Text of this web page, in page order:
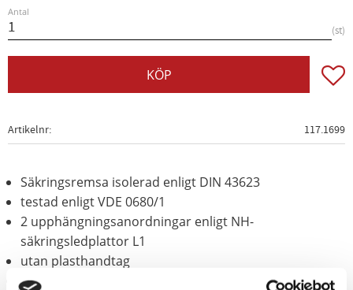
Antal
st
KÖP
Artikelnr 117.1699
Säkringsremsa isolerad enligt DIN 43623
testad enligt VDE 0680/1
2 upphängningsanordningar enligt NH-
säkringsledplattor L1
utan plasthandtag
Steriliserad gummiduk